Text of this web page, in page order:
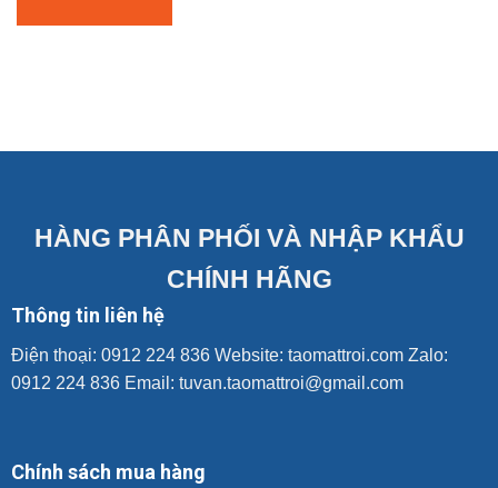
HÀNG PHÂN PHỐI VÀ NHẬP KHẨU
CHÍNH HÃNG
Thông tin liên hệ
Điện thoại: 0912 224 836 Website: taomattroi.com Zalo:
0912 224 836 Email: tuvan.taomattroi@gmail.com
Chính sách mua hàng